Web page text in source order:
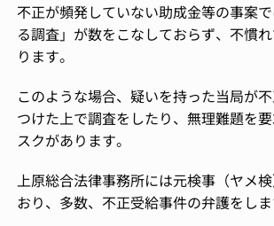
不正が頻発していない助成金等の事案
る調査」が数をこなしておらず、不慣
ります。
このような場合、疑いを持った当局が
つけた上で調査をしたり、無理難題を
スクがあります。
上原総合法律事務所には元検事（ヤメ
おり、多数、不正受給事件の弁護をしま